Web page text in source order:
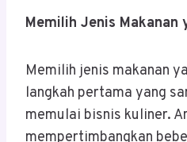
Memilih Jenis Makanan
Memilih jenis makanan
langkah pertama yang
memulai bisnis kuliner.
mempertimbangkan